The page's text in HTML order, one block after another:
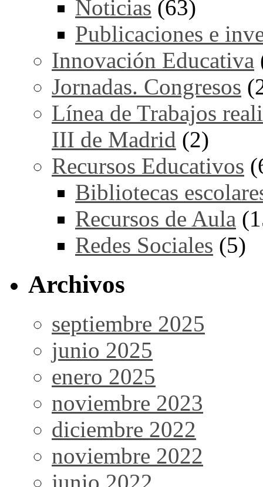
Noticias (63)
Publicaciones e
Innovación Educativa
Jornadas. Congresos
Línea de Trabajos
III de Madrid (2)
Recursos Educativos
Bibliotecas
Recursos de Aula
Redes Sociales (5)
Archivos
septiembre 2025
junio 2025
enero 2025
noviembre 2023
diciembre 2022
noviembre 2022
junio 2022